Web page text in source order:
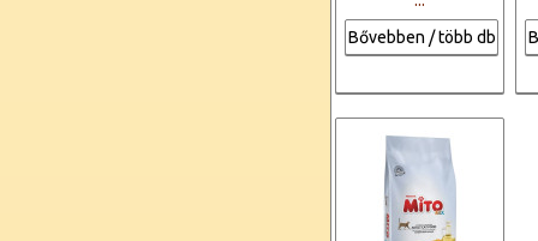
Bővebben / több db